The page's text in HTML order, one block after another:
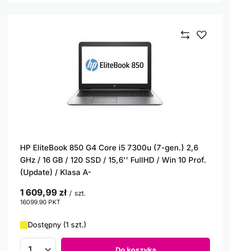
HP EliteBook 850 G4 Core i5 7300u (7-gen.) 2,6
GHz / 16 GB / 120 SSD / 15,6'' FullHD / Win 10 Prof.
(Update) / Klasa A-
1 609,99 zł / szt.
16099.90 PKT
Dostępny (1 szt.)